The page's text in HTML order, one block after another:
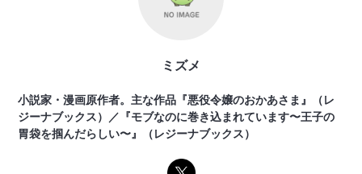
ミズメ
小説家・漫画原作者。主な作品『悪役令嬢のおかあさま』（レ
ジーナブックス）／『モブなのに巻き込まれています〜王子の
胃袋を掴んだらしい〜』（レジーナブックス）